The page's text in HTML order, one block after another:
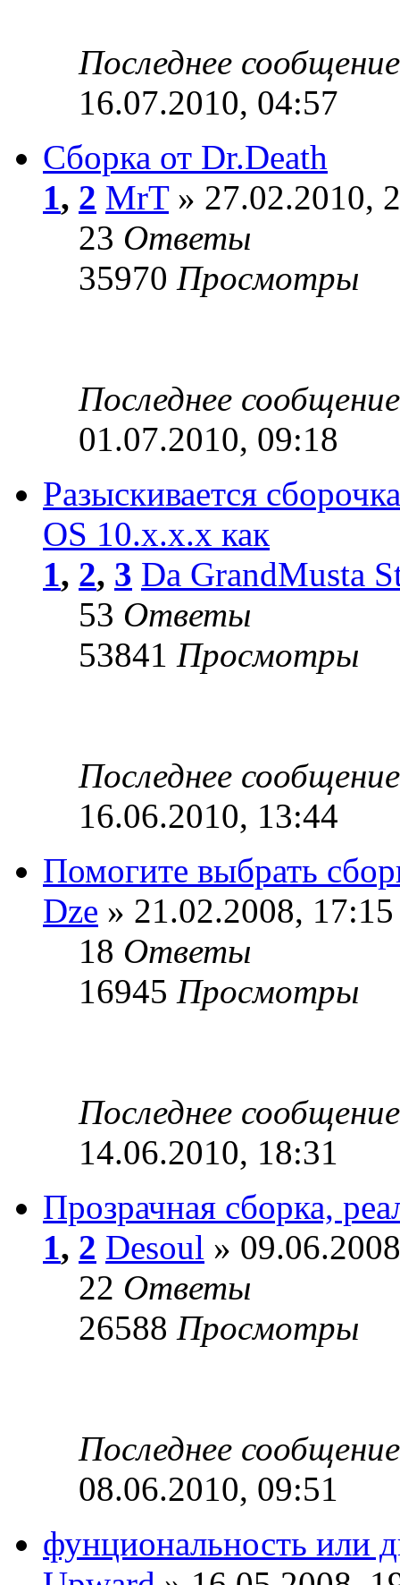
Последнее
16.07.2010, 04:57
Сборка от Dr.Death
1, 2 MrT» 27.02.2010,
23 Ответы
35970 Просмотры
Последнее
01.07.2010, 09:18
Разыскивается
OS 10.x.x.x как
1, 2, 3 Da GrandMusta
53 Ответы
53841 Просмотры
Последнее
16.06.2010, 13:44
Помогите выбрать
Dze » 21.02.2008, 17:15
18 Ответы
16945 Просмотры
Последнее
14.06.2010, 18:31
Прозрачная сборка,
1, 2 Desoul »
22 Ответы
26588 Просмотры
Последнее
08.06.2010, 09:51
фунциональность или